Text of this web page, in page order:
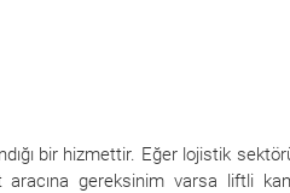
bir hizmettir. Eğer lojistik
gereksinim varsa liftli